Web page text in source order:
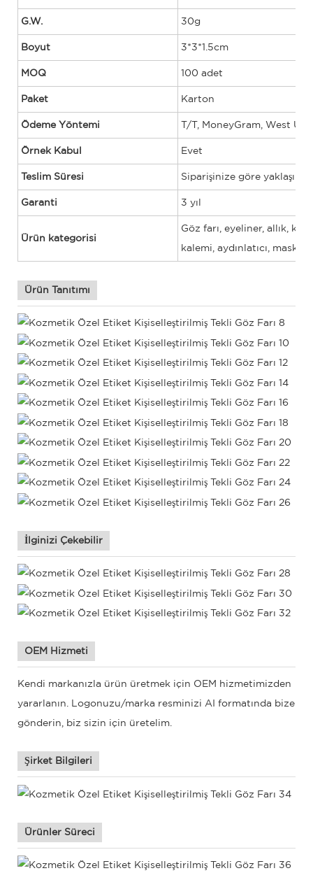
G.W. 30g
Boyut 3*3*1.5cm
MOQ 100 adet
Paket Karton
Ödeme Yöntemi T/T, MoneyGram, West
Örnek Kabul Evet
Teslim Süresi Siparişinize göre yaklaşık
Garanti 3 yıl
Ürün kategorisi
Göz farı, eyeliner, allık,
kalemi, aydınlatıcı,
Ürün Tanıtımı
İlginizi Çekebilir
OEM Hizmeti
Kendi markanızla ürün üretmek için OEM hizmetimizden
yararlanın. Logonuzu/marka resminizi AI formatında bize
gönderin, biz sizin için üretelim.
Şirket Bilgileri
Ürünler Süreci